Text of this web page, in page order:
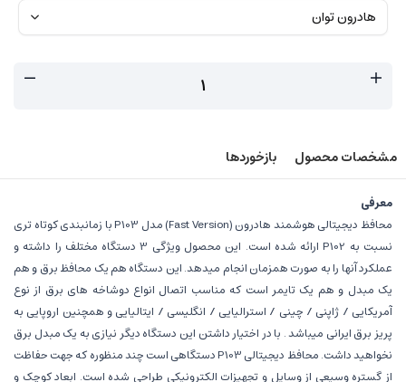
مشخصات محصول بازخوردها
معرفی
محافظ دیجیتالی هوشمند هادرون (Fast Version) مدل P103 با زمانبندی کوتاه تری
نسبت به P102 ارائه شده است. این محصول ویژگی 3 دستگاه مختلف را داشته و
عملکرد آنها را به صورت همزمان انجام میدهد. این دستگاه هم یک محافظ برق و هم
یک مبدل و هم یک تایمر است که مناسب اتصال انواع دوشاخه های برق از نوع
آمریکایی / ژاپنی / چینی / استرالیایی / انگلیسی / ایتالیایی و همچنین اروپایی به
پریز برق ایرانی میباشد . با در اختیار داشتن این دستگاه دیگر نیازی به یک مبدل برق
نخواهید داشت. محافظ دیجیتالی P103 دستگاهی است چند منظوره که جهت حفاظت
از گستره وسیعی از وسایل و تجهیزات الکترونیکی طراحی شده است. ابعاد کوچک و